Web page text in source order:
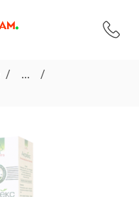
...